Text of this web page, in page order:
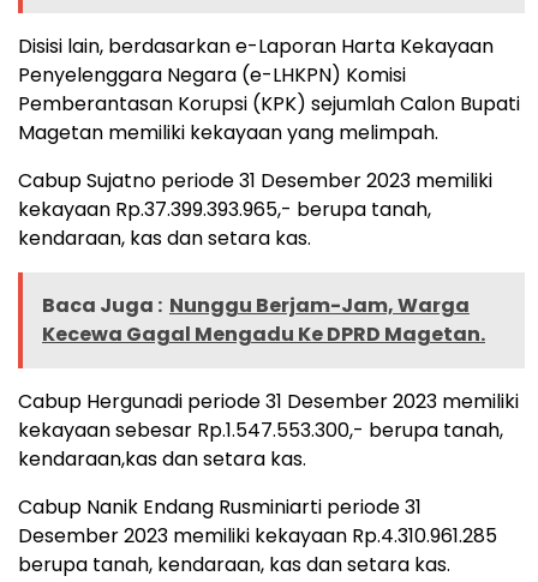
Disisi lain, berdasarkan e-Laporan Harta Kekayaan
Penyelenggara Negara (e-LHKPN) Komisi
Pemberantasan Korupsi (KPK) sejumlah Calon Bupati
Magetan memiliki kekayaan yang melimpah.
Cabup Sujatno periode 31 Desember 2023 memiliki
kekayaan Rp.37.399.393.965,- berupa tanah,
kendaraan, kas dan setara kas.
Baca Juga : Nunggu Berjam-Jam, Warga
Kecewa Gagal Mengadu Ke DPRD Magetan.
Cabup Hergunadi periode 31 Desember 2023 memiliki
kekayaan sebesar Rp.1.547.553.300,- berupa tanah,
kendaraan,kas dan setara kas.
Cabup Nanik Endang Rusminiarti periode 31
Desember 2023 memiliki kekayaan Rp.4.310.961.285
berupa tanah, kendaraan, kas dan setara kas.